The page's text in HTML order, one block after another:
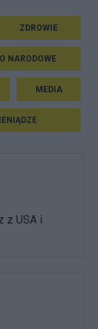
ZDROWIE
NARODOWE
MEDIA
z USA i